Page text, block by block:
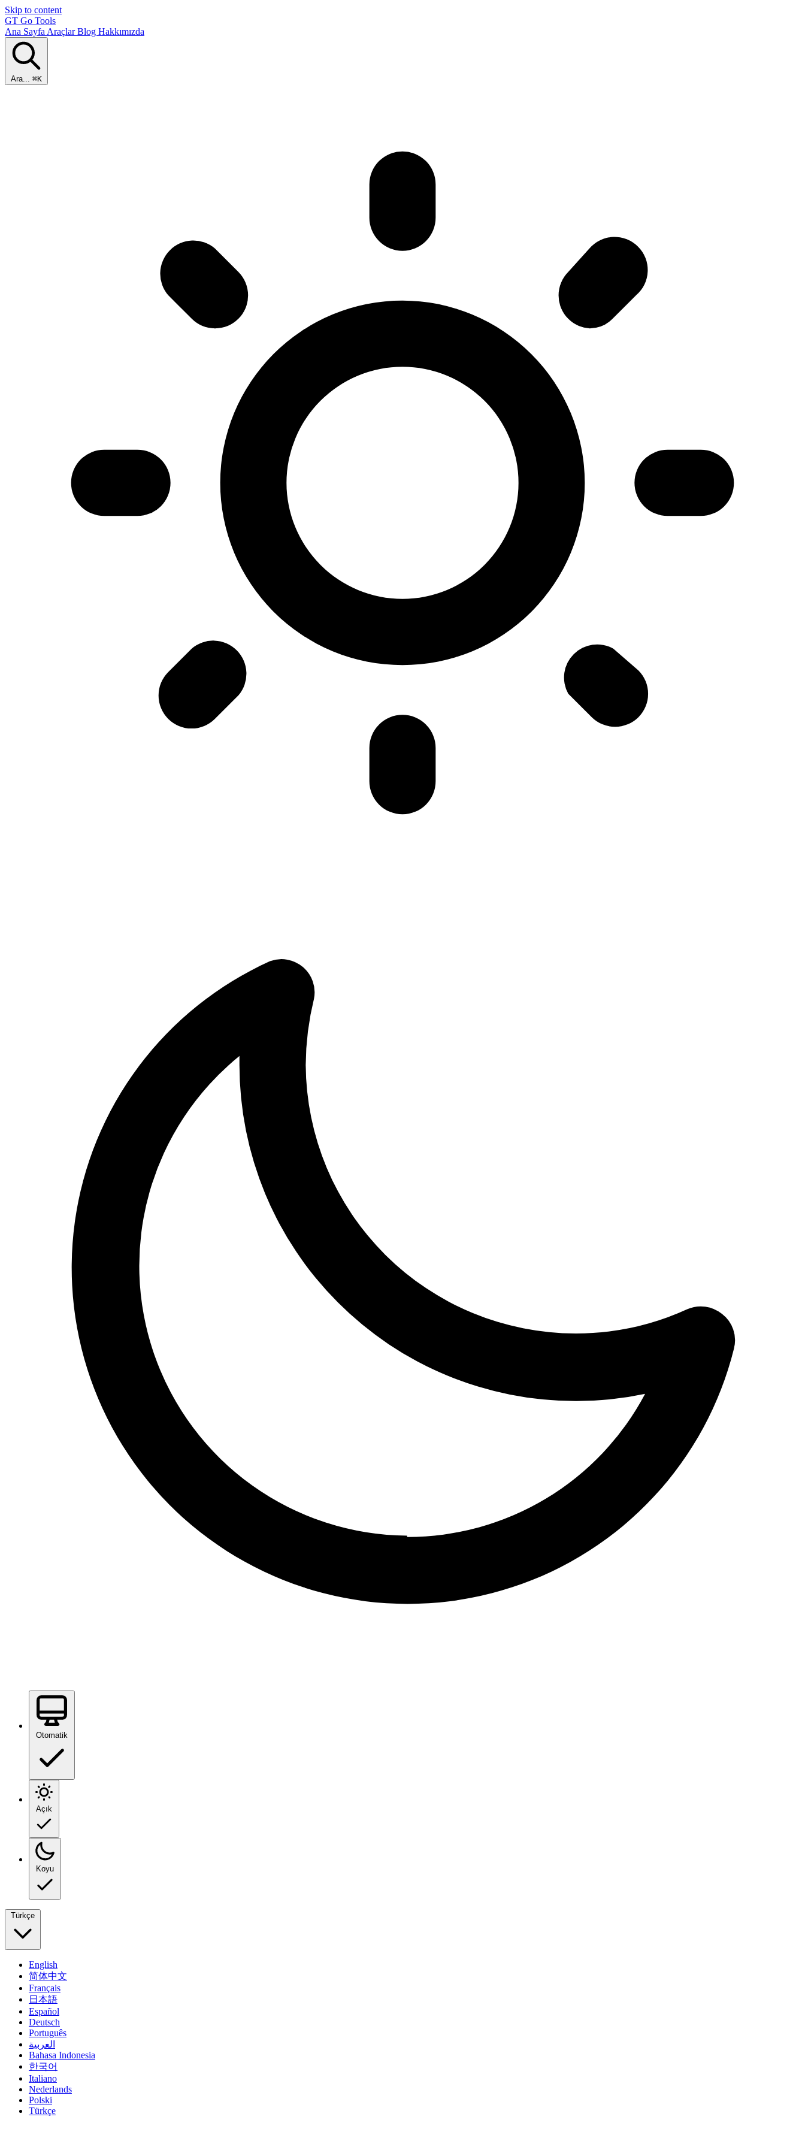
Skip to content
GT Go Tools
Ana Sayfa AraçlarBlog Hakkımızda
Ara... ⌘K
Otomatik
Açık
Koyu
Türkçe
English
简体中文
Français
日本語
Español
Deutsch
Português
العربية
Bahasa Indonesia
한국어
Italiano
Nederlands
Polski
Türkçe